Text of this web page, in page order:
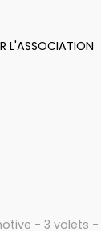
L'ASSOCIATION
- 3 volets -